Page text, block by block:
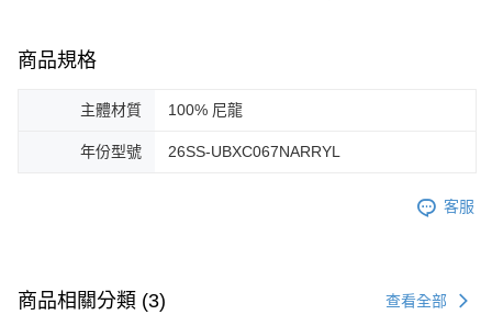
商品規格
主體材質 100% 尼龍
年份型號 26SS-UBXC067NARRYL
客服
商品相關分類 (3) 查看全部